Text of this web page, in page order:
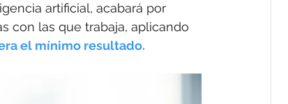
artificial, acabará por
con las que trabaja, aplicando
el mínimo resultado.